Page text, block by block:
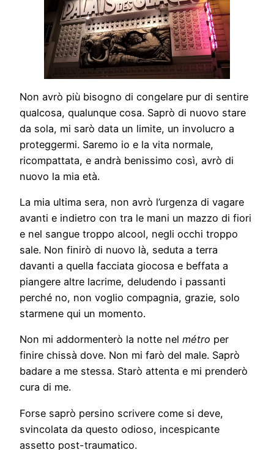
Non avrò più bisogno di congelare pur di sentire
qualcosa, qualunque cosa. Saprò di nuovo stare
da sola, mi sarò data un limite, un involucro a
proteggermi. Saremo io e la vita normale,
ricompattata, e andrà benissimo così, avrò di
nuovo la mia età.
La mia ultima sera, non avrò l’urgenza di vagare
avanti e indietro con tra le mani un mazzo di fiori
e nel sangue troppo alcool, negli occhi troppo
sale. Non finirò di nuovo là, seduta a terra
davanti a quella facciata giocosa e beffata a
piangere altre lacrime, deludendo i passanti
perché no, non voglio compagnia, grazie, solo
starmene qui un momento.
Non mi addormenterò la notte nel métro per
finire chissà dove. Non mi farò del male. Saprò
badare a me stessa. Starò attenta e mi prenderò
cura di me.
Forse saprò persino scrivere come si deve,
svincolata da questo odioso, incespicante
assetto post-traumatico.